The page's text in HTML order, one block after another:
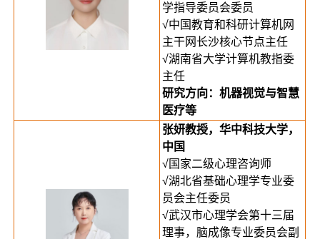
学指导委员会委员
√中国教育和科研计算机网
主干网长沙核心节点主任
√湖南省大学计算机教指委
主任
研究方向：机器视觉与智慧
医疗等
张妍教授，华中科技大学，
中国
√国家二级心理咨询师
√湖北省基础心理学专业委
员会主任委员
√武汉市心理学会第十三届
理事，脑成像专业委员会副